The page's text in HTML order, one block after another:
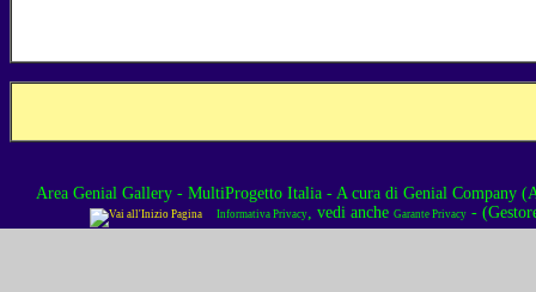
Area Genial Gallery - MultiProgetto Italia- A cura di Genial Company
Informativa Privacy, vedi anche Garante Privacy -